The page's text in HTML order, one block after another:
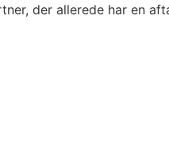
der allerede har en